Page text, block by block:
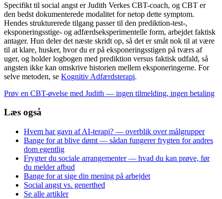
Specifikt til social angst er Judith Verkes CBT-coach, og CBT er
den bedst dokumenterede modalitet for netop dette symptom.
Hendes strukturerede tilgang passer til den prediktion-test-,
eksponeringsstige- og adfærdseksperimentelle form, arbejdet faktisk
antager. Hun deler det næste skridt op, så det er småt nok til at være
til at klare, husker, hvor du er på eksponeringsstigen på tværs af
uger, og holder logbogen med prediktion versus faktisk udfald, så
angsten ikke kan omskrive historien mellem eksponeringerne. For
selve metoden, se Kognitiv Adfærdsterapi.
Prøv en CBT-øvelse med Judith — ingen tilmelding, ingen betaling
Læs også
Hvem har gavn af AI-terapi? — overblik over målgrupper
Bange for at blive dømt — sådan fungerer frygten for andres
dom egentlig
Frygter du sociale arrangementer — hvad du kan prøve, før
du melder afbud
Bange for at sige din mening på arbejdet
Social angst vs. generthed
Se alle artikler